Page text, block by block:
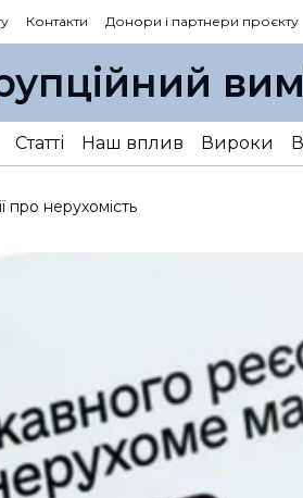
Контакти Донори і партнери проєкту
Статті Наш вплив Вироки
про нерухомість